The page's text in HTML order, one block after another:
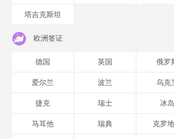
塔吉克斯坦
欧洲签证
德国 英国 俄罗
爱尔兰 波兰 乌克
捷克 瑞士 冰岛
马耳他 瑞典 克罗